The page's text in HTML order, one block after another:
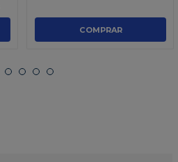
COMPRAR